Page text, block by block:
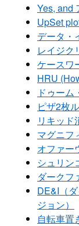
Yes, and
UpSet
データ・
レイジク
ケースワ
HRU
ドゥー
ピザ2枚
リキッド
マグニフ
オファー
シュリン
ダークフ
DE&I（
ジョン）
自転車置